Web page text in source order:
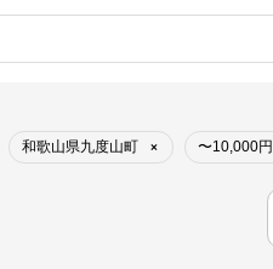
和歌山県九度山町 × 〜10,000円